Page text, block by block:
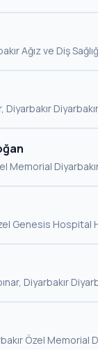
Ağız ve Diş
Diyarbakır·
Memorial
Genesis Hospital
Diyarbakır·
·Özel Memorial